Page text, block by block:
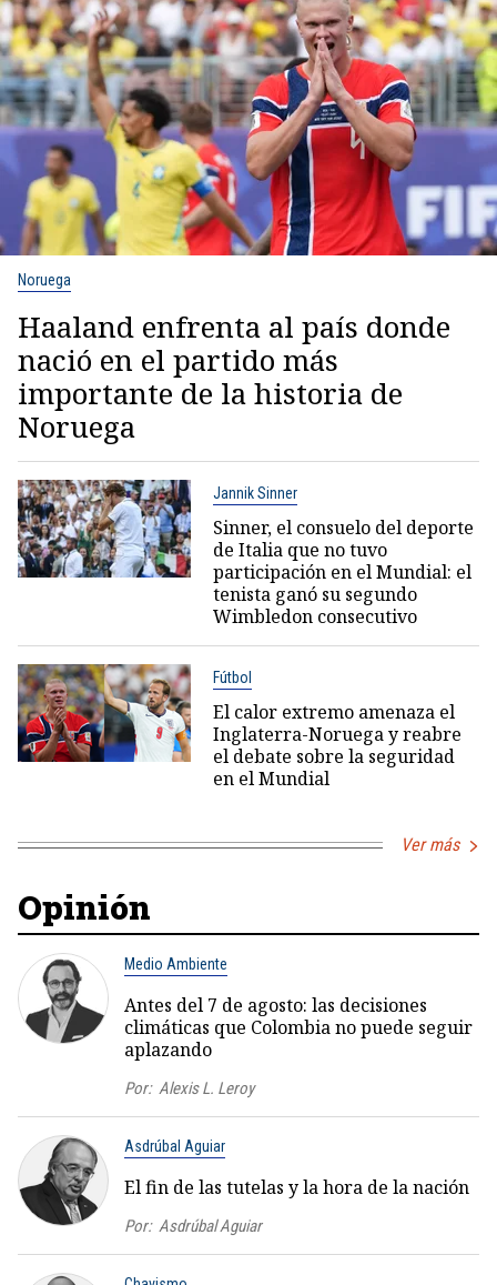
Noruega
Haaland enfrenta al país donde
nació en el partido más
importante de la historia de
Noruega
Jannik Sinner
Sinner, el consuelo del deporte
de Italia que no tuvo
participación en el Mundial: el
tenista ganó su segundo
Wimbledon consecutivo
Fútbol
El calor extremo amenaza el
Inglaterra-Noruega y reabre
el debate sobre la seguridad
en el Mundial
Ver más
Opinión
Medio Ambiente
Antes del 7 de agosto: las decisiones
climáticas que Colombia no puede seguir
aplazando
Por: Alexis L. Leroy
Asdrúbal Aguiar
El fin de las tutelas y la hora de la nación
Por: Asdrúbal Aguiar